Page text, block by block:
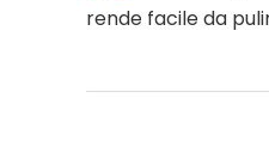
rende facile da